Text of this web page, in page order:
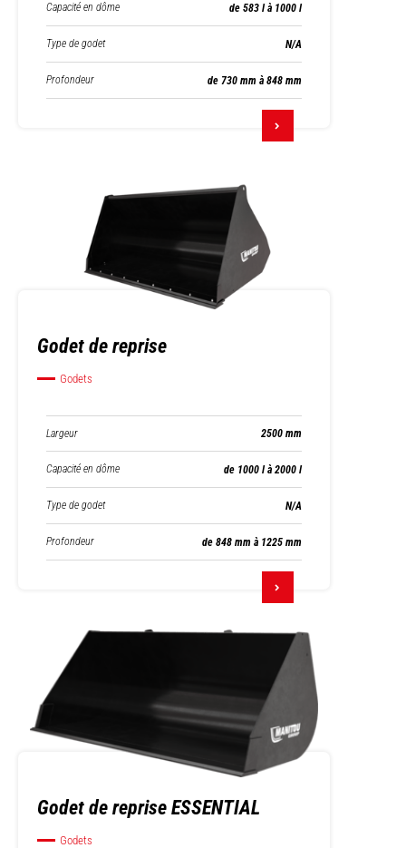
Capacité en dôme de 583 l à 1000 l
Type de godet N/A
Profondeur de 730 mm à 848 mm
Godet de reprise
Godets
Largeur 2500 mm
Capacité en dôme de 1000 l à 2000 l
Type de godet N/A
Profondeur de 848 mm à 1225 mm
Godet de reprise ESSENTIAL
Godets